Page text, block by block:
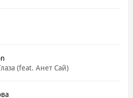
замен и схемы
лишних правил
(feat. Анет Сай)